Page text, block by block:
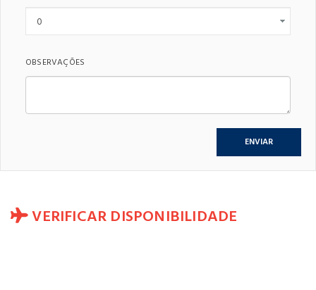
OBSERVAÇÕES
VERIFICAR DISPONIBILIDADE